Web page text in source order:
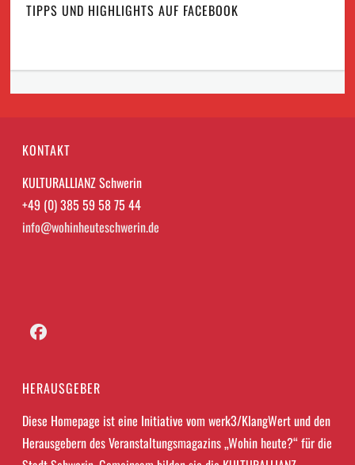
TIPPS UND HIGHLIGHTS AUF FACEBOOK
KONTAKT
KULTURALLIANZ Schwerin
+49 (0) 385 59 58 75 44
info@wohinheuteschwerin.de
HERAUSGEBER
Diese Homepage ist eine Initiative vom werk3/KlangWert und den
Herausgebern des Veranstaltungsmagazins „Wohin heute?“ für die